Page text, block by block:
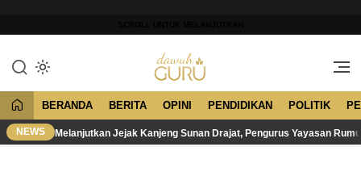
konten
Dawuh Guru
Merawat Tradisi, Membangun
BERANDA BERITA OPINI PENDIDIKAN POLITIK
NEWS Melanjutkan Jejak Kanjeng Sunan Drajat, Pengurus Yayasan